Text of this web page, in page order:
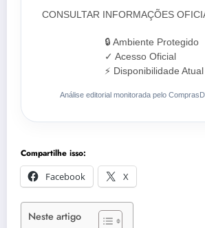
CONSULTAR INFORMAÇÕES
🔒 Ambiente Protegido
✓ Acesso Oficial
⚡ Disponibilidade Atual
Análise editorial monitorada pelo
Compartilhe isso:
Facebook
X
Neste artigo